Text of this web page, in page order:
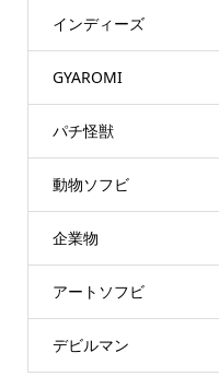
インディーズ
GYAROMI
パチ怪獣
動物ソフビ
企業物
アートソフビ
デビルマン